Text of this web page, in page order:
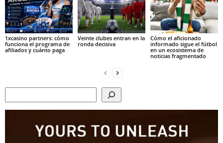
1xcasino partners: cómo
funciona el programa de
afiliados y cuánto paga
Veinte clubes entran en la
ronda decisiva
Cómo el aficionado
informado sigue el fútbol
en un ecosistema de
noticias fragmentado